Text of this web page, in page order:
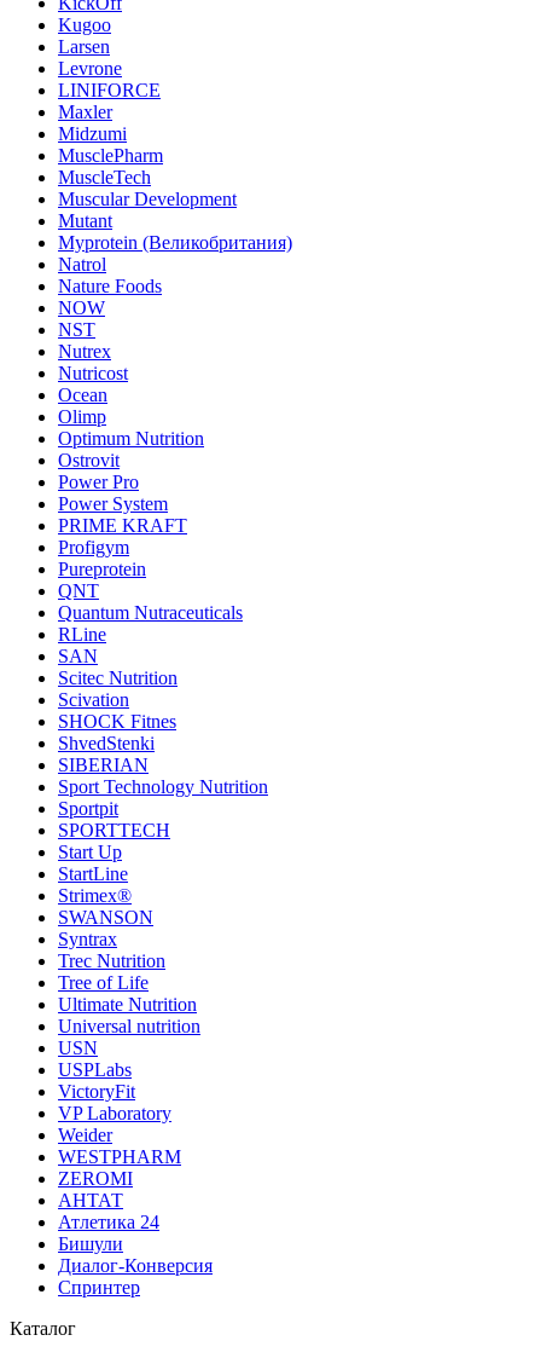
Kugoo
Larsen
Levrone
LINIFORCE
Maxler
Midzumi
MusclePharm
MuscleTech
Muscular Development
Mutant
Myprotein (Великобритания)
Natrol
Nature Foods
NOW
NST
Nutrex
Nutricost
Ocean
Olimp
Optimum Nutrition
Ostrovit
Power Pro
Power System
PRIME KRAFT
Profigym
Pureprotein
QNT
Quantum Nutraceuticals
RLine
SAN
Scitec Nutrition
Scivation
SHOCK Fitnes
ShvedStenki
SIBERIAN
Sport Technology Nutrition
Sportpit
SPORTTECH
Start Up
StartLine
Strimex®
SWANSON
Syntrax
Trec Nutrition
Tree of Life
Ultimate Nutrition
Universal nutrition
USN
USPLabs
VictoryFit
VP Laboratory
Weider
WESTPHARM
ZEROMI
АНТАТ
Атлетика 24
Бишули
Диалог-Конверсия
Спринтер
Каталог